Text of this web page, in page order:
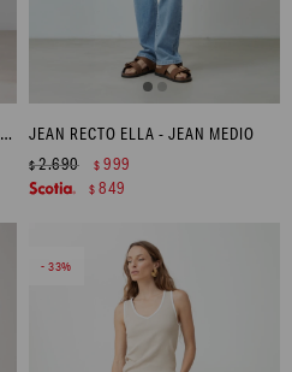
BERMUDA RAYADA CON BOLSILLOS - CRUDO JEAN RECTO ELLA - JEAN MEDIO
$2.690 $ 999
$ 849
33